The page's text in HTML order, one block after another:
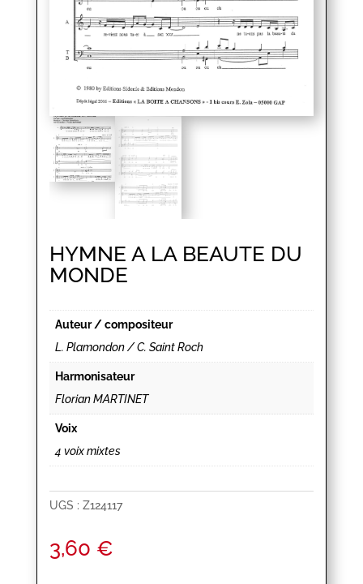
HYMNE A LA BEAUTE DU
MONDE
Auteur / compositeur
L. Plamondon / C. Saint Roch
Harmonisateur
Florian MARTINET
Voix
4 voix mixtes
UGS : Z124117
3,60 €